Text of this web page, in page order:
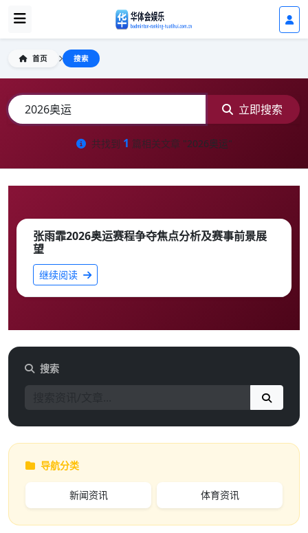
首页 搜索
立即搜索
共找到 1 篇相关文章 "2026奥运"
张雨霏2026奥运赛程争夺焦点分析及赛事前景展
望
继续阅读
搜索
导航分类
新闻资讯 体育资讯